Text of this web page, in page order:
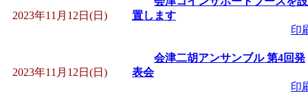
2023年11月12日(日)
置します
印
2023年11月12日(日)
会津二胡アンサンブル 第4回発
表会
印